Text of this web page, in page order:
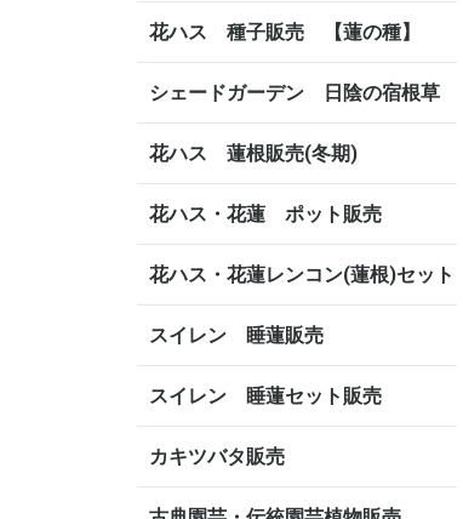
花ハス 種子販売 【蓮の種】
シェードガーデン 日陰の宿根草
花ハス 蓮根販売(冬期)
花ハス・花蓮 ポット販売
花ハス・花蓮レンコン(蓮根)セット
スイレン 睡蓮販売
スイレン 睡蓮セット販売
カキツバタ販売